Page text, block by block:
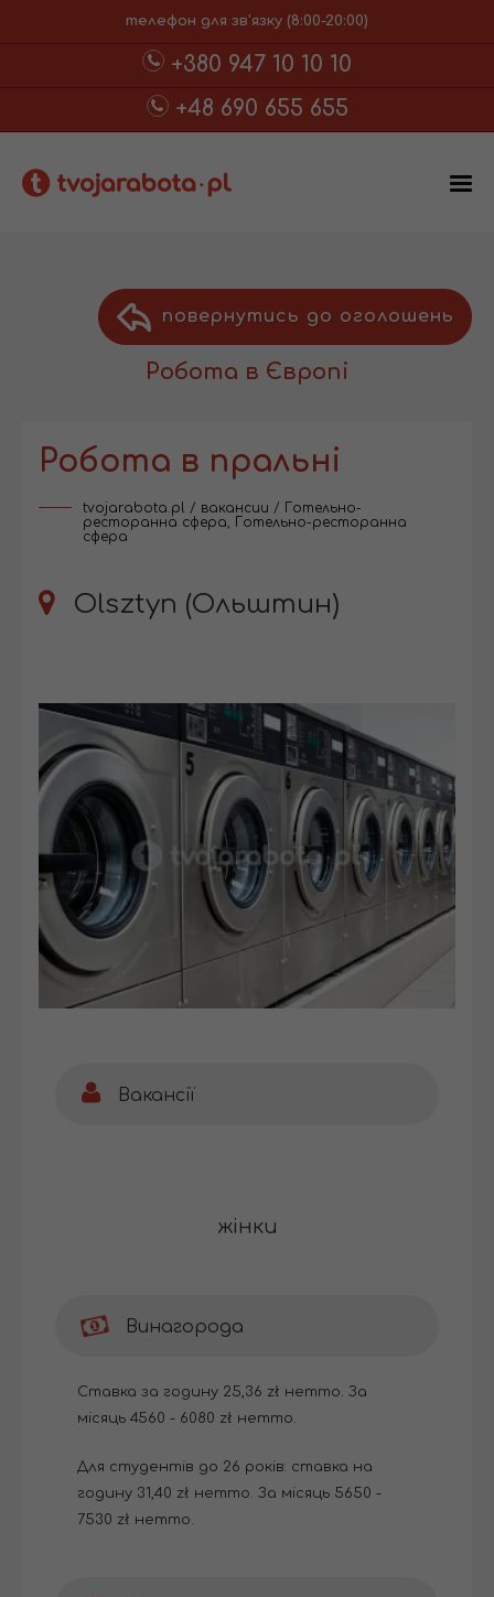
телефон для зв'язку (8:00-20:00)
+380 947 10 10 10
+48 690 655 655
повернутись до оголошень
Робота в Європі
Робота в пральні
tvojarabota.pl / вакансии /
Готельно-
ресторанна сфера,
Готельно-ресторанна
сфера
Olsztyn (Ольштин)
Вакансії
жінки
Винагорода
Ставка за годину 25,36 zł нетто. За
місяць 4560 - 6080 zł нетто.
Для студентів до 26 років: ставка на
годину 31,40 zł нетто. За місяць 5650 -
7530 zł нетто.